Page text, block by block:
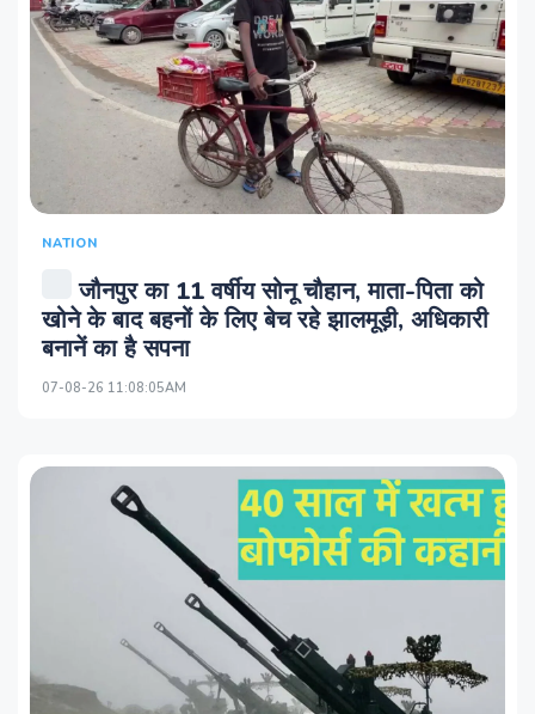
NATION
जौनपुर का 11 वर्षीय सोनू चौहान, माता-पिता को
खोने के बाद बहनों के लिए बेच रहे झालमूड़ी, अधिकारी
बनानें का है सपना
07-08-26 11:08:05AM